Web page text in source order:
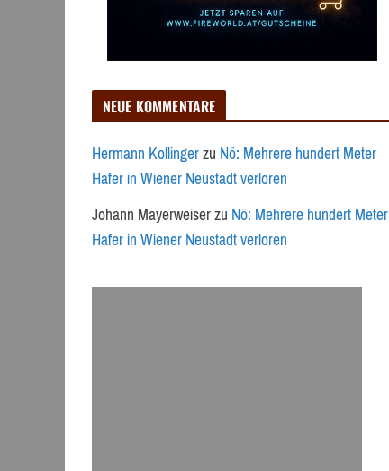
NEUE KOMMENTARE
Hermann KollingerzuNö: Mehrere hundert Meter
Hafer in Wiener Neustadt verloren
Johann MayerweiserzuNö: Mehrere hundert Meter
Hafer in Wiener Neustadt verloren